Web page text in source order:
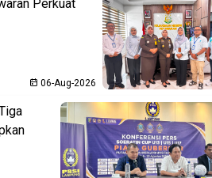
Perkuat
06-Aug-2026